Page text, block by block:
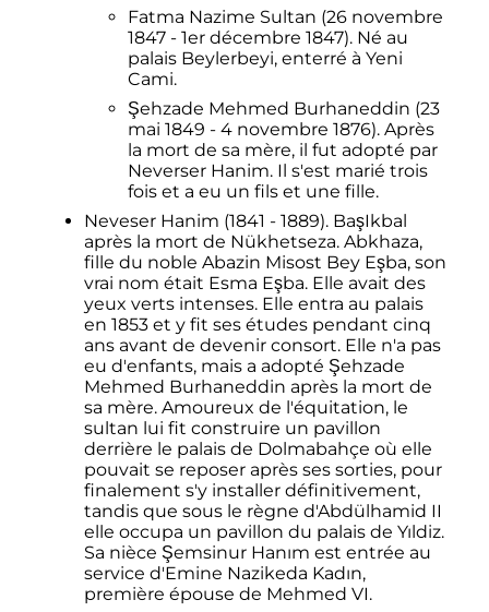
Fatma Nazime Sultan (26 novembre
1847 - 1er décembre 1847). Né au
palais Beylerbeyi, enterré à Yeni
Cami.
Şehzade Mehmed Burhaneddin (23
mai 1849 - 4 novembre 1876). Après
la mort de sa mère, il fut adopté par
Neverser Hanim. Il s'est marié trois
fois et a eu un fils et une fille.
Neveser Hanim (1841 - 1889). BaşIkbal
après la mort de Nükhetseza. Abkhaza,
fille du noble Abazin Misost Bey Eşba, son
vrai nom était Esma Eşba. Elle avait des
yeux verts intenses. Elle entra au palais
en 1853 et y fit ses études pendant cinq
ans avant de devenir consort. Elle n'a pas
eu d'enfants, mais a adopté Şehzade
Mehmed Burhaneddin après la mort de
sa mère. Amoureux de l'équitation, le
sultan lui fit construire un pavillon
derrière le palais de Dolmabahçe où elle
pouvait se reposer après ses sorties, pour
finalement s'y installer définitivement,
tandis que sous le règne d'Abdülhamid II
elle occupa un pavillon du palais de Yıldiz.
Sa nièce Şemsinur Hanım est entrée au
service d'Emine Nazikeda Kadın,
première épouse de Mehmed VI.